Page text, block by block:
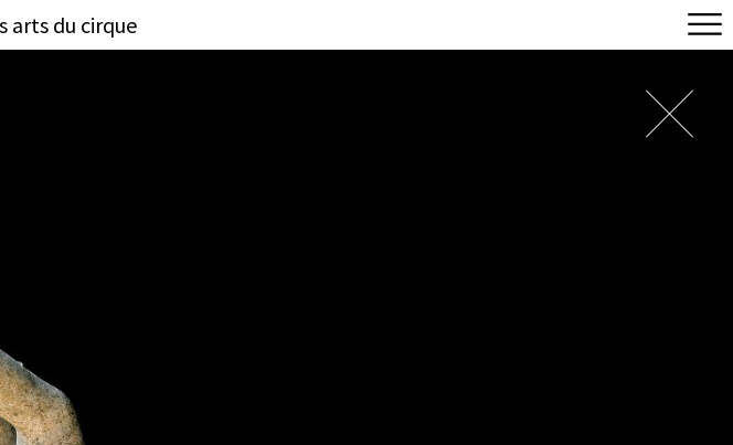
arts du cirque